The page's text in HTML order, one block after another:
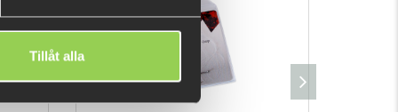
Tillåt alla